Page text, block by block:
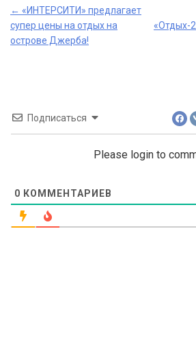
Post
navigation
← «ИНТЕРСИТИ» предлагает
супер цены на отдых на
острове Джерба!
«Отдых-
Подписаться
Please login to
0 КОММЕНТАРИЕВ